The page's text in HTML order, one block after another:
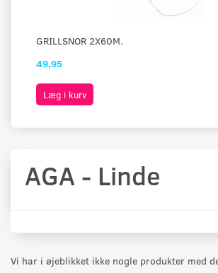
GRILLSNOR 2X60M.
49,95
Læg i kurv
AGA - Linde
Vi har i øjeblikket ikke nogle produkter med